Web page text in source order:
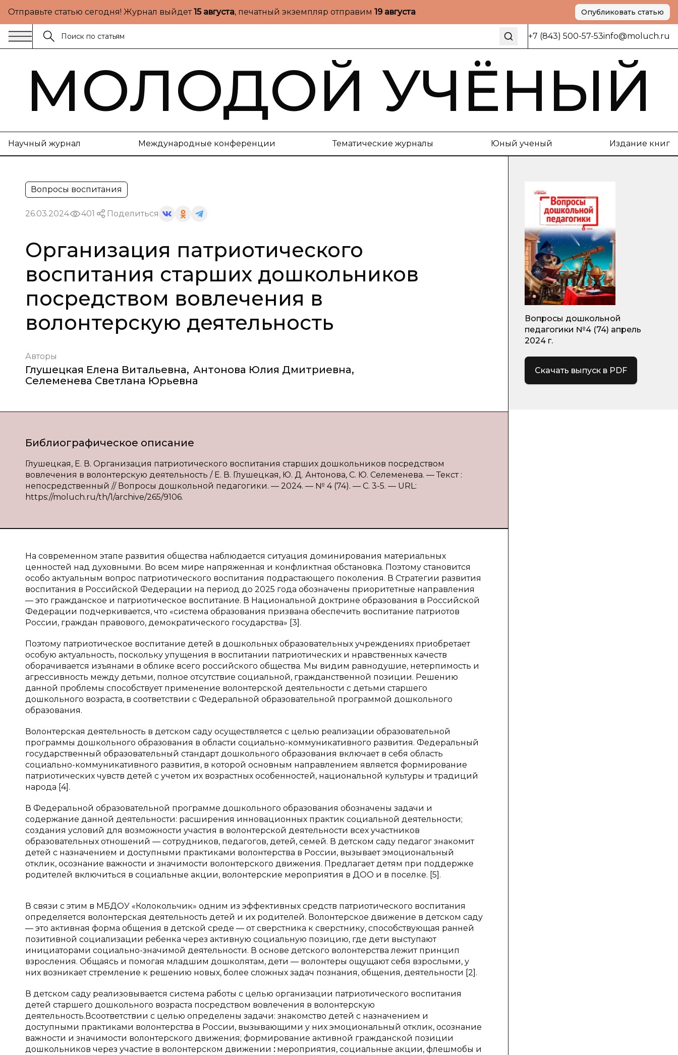
Отправьте статью сегодня! Журнал выйдет15 августа, печатный экземпляр отправим 19 августа Опубликовать статью
+7 (843) 500-57-53info@moluch.ru
МОЛОДОЙ УЧЁНЫЙ
Научный журнал Международные конференции Тематические журналы Юный ученый Издание книг
Вопросы воспитания
26.03.2024 401 Поделиться
Организация патриотического
воспитания старших дошкольников
посредством вовлечения в
волонтерскую деятельность
Авторы
Глушецкая Елена Витальевна, Антонова Юлия Дмитриевна,
Селеменева Светлана Юрьевна
Библиографическое описание
Глушецкая, Е. В. Организация патриотического воспитания старших дошкольников посредством
вовлечения в волонтерскую деятельность / Е. В. Глушецкая, Ю. Д. Антонова, С. Ю. Селеменева. — Текст :
непосредственный // Вопросы дошкольной педагогики. — 2024. — № 4 (74). — С. 3-5. — URL:
https://moluch.ru/th/1/archive/265/9106.
На современном этапе развития общества наблюдается ситуация доминирования материальных
ценностей над духовными. Во всем мире напряженная и конфликтная обстановка. Поэтому становится
особо актуальным вопрос патриотического воспитания подрастающего поколения. В Стратегии развития
воспитания в Российской Федерации на период до 2025 года обозначены приоритетные направления
— это гражданское и патриотическое воспитание. В Национальной доктрине образования в Российской
Федерации подчеркивается, что «система образования призвана обеспечить воспитание патриотов
России, граждан правового, демократического государства» [3].
Поэтому патриотическое воспитание детей в дошкольных образовательных учреждениях приобретает
особую актуальность, поскольку упущения в воспитании патриотических и нравственных качеств
оборачивается изъянами в облике всего российского общества. Мы видим равнодушие, нетерпимость и
агрессивность между детьми, полное отсутствие социальной, гражданственной позиции. Решению
данной проблемы способствует применение волонтерской деятельности с детьми старшего
дошкольного возраста, в соответствии с Федеральной образовательной программой дошкольного
образования.
Волонтерская деятельность в детском саду осуществляется с целью реализации образовательной
программы дошкольного образования в области социально-коммуникативного развития. Федеральный
государственный образовательный стандарт дошкольного образования включает в себя область
социально-коммуникативного развития, в которой основным направлением является формирование
патриотических чувств детей с учетом их возрастных особенностей, национальной культуры и традиций
народа [4].
В Федеральной образовательной программе дошкольного образования обозначены задачи и
содержание данной деятельности: расширения инновационных практик социальной деятельности;
создания условий для возможности участия в волонтерской деятельности всех участников
образовательных отношений — сотрудников, педагогов, детей, семей. В детском саду педагог знакомит
детей с назначением и доступными практиками волонтерства в России, вызывает эмоциональный
отклик, осознание важности и значимости волонтерского движения. Предлагает детям при поддержке
родителей включиться в социальные акции, волонтерские мероприятия в ДОО и в поселке. [5].
В связи с этим в МБДОУ «Колокольчик» одним из эффективных средств патриотического воспитания
определяется волонтерская деятельность детей и их родителей. Волонтерское движение в детском саду
— это активная форма общения в детской среде — от сверстника к сверстнику, способствующая ранней
позитивной социализации ребенка через активную социальную позицию, где дети выступают
инициаторами социально-значимой деятельности. В основе детского волонтерства лежит принцип
взросления. Общаясь и помогая младшим дошколятам, дети — волонтеры ощущают себя взрослыми, у
них возникает стремление к решению новых, более сложных задач познания, общения, деятельности [2].
В детском саду реализовывается система работы с целью организации патриотического воспитания
детей старшего дошкольного возраста посредством вовлечения в волонтерскую
деятельность.Всоответствии с целью определены задачи: знакомство детей с назначением и
доступными практиками волонтерства в России, вызывающими у них эмоциональный отклик, осознание
важности и значимости волонтерского движения; формирование активной гражданской позиции
дошкольников через участие в волонтерском движении : мероприятия, социальные акции, флешмобы и
Вопросы дошкольной
педагогики №4 (74) апрель
2024 г.
Скачать выпуск в PDF